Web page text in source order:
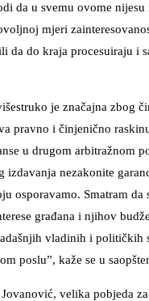
da u svemu ovome
mjeri
da do kraja procesuiraju i
je značajna zbog
pravno i činjenično
u drugom arbitražnom
izdavanja nezakonite
osporavamo. Smatram
građana i njihov
vladinih i političkih
poslu”, kaže se u
velika pobjeda